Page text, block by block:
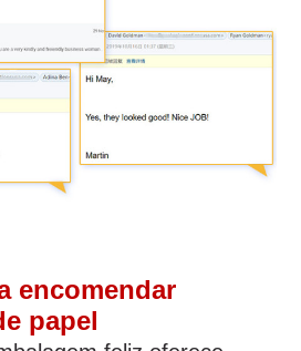
encomendar
papel